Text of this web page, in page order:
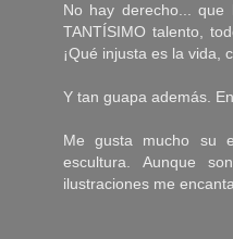
No hay derecho... que
TANTÍSIMO talento,
¡Qué injusta es la vida,
Y tan guapa además.
Me gusta mucho su
escultura. Aunque
ilustraciones me